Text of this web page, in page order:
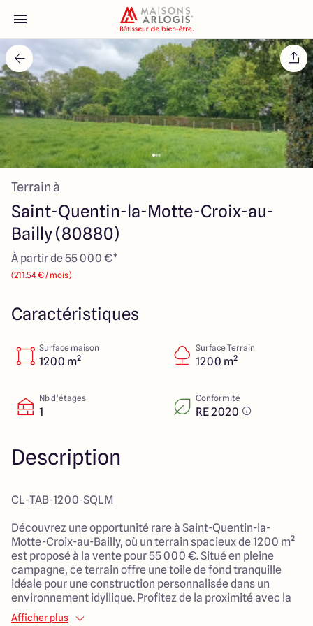
Accueil
Nos maisons
Nos annonces
Votre projet
Qui sommes-nous
4 Rue du Chemin vert
Terrain à
Saint-Quentin-la-Motte-Croix-au-
Bailly (80880)
À partir de 55 000 €*
(211.54 € / mois)
Caractéristiques
Surface maison
1200 m²
Surface Terrain
1200 m²
Nb d’étages
1
Conformité
RE 2020
Description
CL-TAB-1200-SQLM
Découvrez une opportunité rare à Saint-Quentin-la-
Motte-Croix-au-Bailly, où un terrain spacieux de 1200 m²
est proposé à la vente pour 55 000 €. Situé en pleine
campagne, ce terrain offre une toile de fond tranquille
idéale pour une construction personnalisée dans un
environnement idyllique. Profitez de la proximité avec la
nature tout en étant à quelques minutes des commodités
Afficher plus